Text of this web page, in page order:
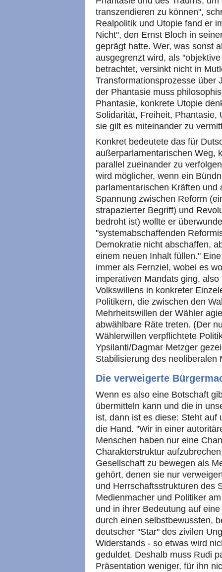
transzendieren zu können",
Realpolitik und Utopie fand er
Nicht", den Ernst Bloch in
geprägt hatte. Wer, was sonst
ausgegrenzt wird, als
betrachtet, versinkt nicht in
Transformationsprozesse über
der Phantasie muss
Phantasie, konkrete Utopie
Solidarität, Freiheit, Phantasie,
sie gilt es miteinander zu
Konkret bedeutete das für
außerparlamentarischen Weg,
parallel zueinander zu
wird möglicher, wenn ein
parlamentarischen Kräften
Spannung zwischen Reform
strapazierter Begriff) und
bedroht ist) wollte er
"systemabschaffenden
Demokratie nicht abschaffen,
einem neuen Inhalt füllen."
immer als Fernziel, wobei es
imperativen Mandats ging,
Volkswillens in konkreter
Politikern, die zwischen den
Mehrheitswillen der Wähler
abwählbare Räte treten. (Der
Wählerwillen verpflichtete
Ypsilanti/Dagmar Metzger
Stabilisierung des neoliberalen
Die verweigerte
Wenn es also eine Botschaft
übermitteln kann und die in
ist, dann ist es diese: Steht auf
die Hand. "Wir in einer
Menschen haben nur eine
Charakterstruktur
Gesellschaft zu bewegen als
gehört, denen sie nur
und Herrschaftsstrukturen des
Medienmacher und Politiker
und in ihrer Bedeutung auf
durch einen selbstbewussten,
deutscher "Star" des zivilen
Widerstands - so etwas wird
geduldet. Deshalb muss Rudi
Präsentation weniger, für ihn